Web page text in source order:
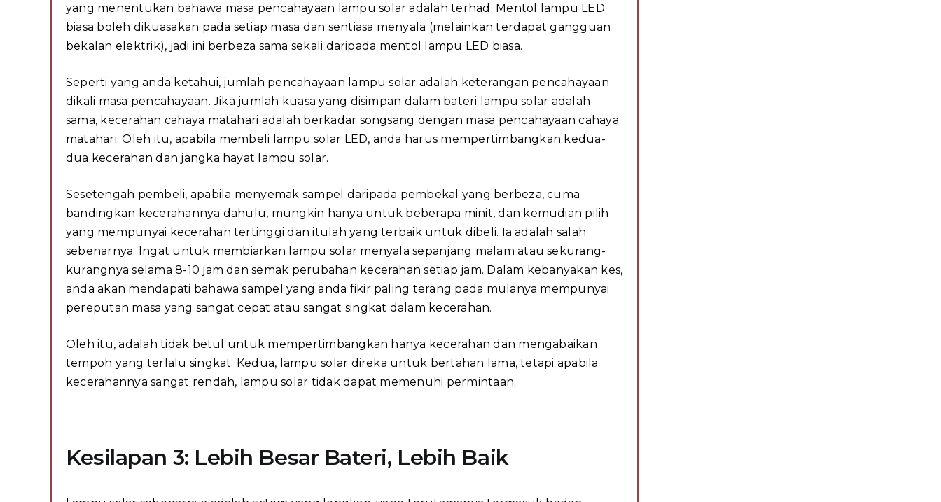
yang menentukan bahawa masa pencahayaan lampu solar adalah terhad. Mentol lampu LED
biasa boleh dikuasakan pada setiap masa dan sentiasa menyala (melainkan terdapat gangguan
bekalan elektrik), jadi ini berbeza sama sekali daripada mentol lampu LED biasa.
Seperti yang anda ketahui, jumlah pencahayaan lampu solar adalah keterangan pencahayaan
dikali masa pencahayaan. Jika jumlah kuasa yang disimpan dalam bateri lampu solar adalah
sama, kecerahan cahaya matahari adalah berkadar songsang dengan masa pencahayaan cahaya
matahari. Oleh itu, apabila membeli lampu solar LED, anda harus mempertimbangkan kedua-
dua kecerahan dan jangka hayat lampu solar.
Sesetengah pembeli, apabila menyemak sampel daripada pembekal yang berbeza, cuma
bandingkan kecerahannya dahulu, mungkin hanya untuk beberapa minit, dan kemudian pilih
yang mempunyai kecerahan tertinggi dan itulah yang terbaik untuk dibeli. Ia adalah salah
sebenarnya. Ingat untuk membiarkan lampu solar menyala sepanjang malam atau sekurang-
kurangnya selama 8-10 jam dan semak perubahan kecerahan setiap jam. Dalam kebanyakan kes,
anda akan mendapati bahawa sampel yang anda fikir paling terang pada mulanya mempunyai
pereputan masa yang sangat cepat atau sangat singkat dalam kecerahan.
Oleh itu, adalah tidak betul untuk mempertimbangkan hanya kecerahan dan mengabaikan
tempoh yang terlalu singkat. Kedua, lampu solar direka untuk bertahan lama, tetapi apabila
kecerahannya sangat rendah, lampu solar tidak dapat memenuhi permintaan.
Kesilapan 3: Lebih Besar Bateri, Lebih Baik